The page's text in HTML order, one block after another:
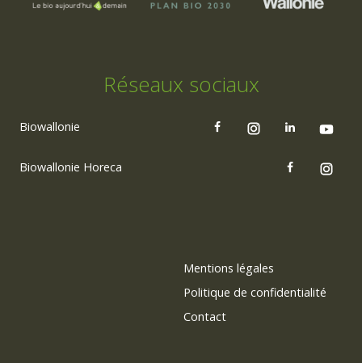
Réseaux sociaux
Biowallonie
Biowallonie Horeca
Mentions légales
Politique de confidentialité
Contact